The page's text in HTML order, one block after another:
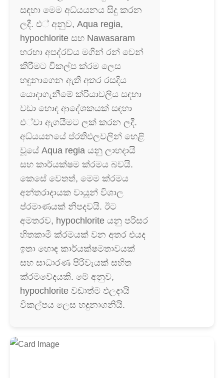
සඳහා මෙම අධ්යයනය සිදු කරන
ලදී. එ් අනුව, Aqua regia,
hypochlorite සහ Nawasaram
හරහා අපද්රව්ය මගින් රන් වෙන්
කිරීමට විකල්ප ක්රම ලෙස
හඳුනාගෙන ඇති අතර රසදිය
යොදාගැනීමේ ක්රියාවලිය සඳහා
වඩා හොඳ ආදේශකයක් සඳහා
එ්වා ඇගයීමට ලක් කරන ලදී.
අධ්යයනයේ ප්රතිඵලවලින් හෙළි
වූයේ Aqua regia යනු ලාභදායි
සහ කාර්යක්ෂම ක්රමය බවයි.
කෙසේ වෙතත්, මෙම ක්රමය
අන්තරාදායක වායූන් විශාල
ප්රමාණයක් නිපදවයි. ඊට
අමතරව, hypochlorite යනු පරිසර
හිතකාමී ක්රමයක් වන අතර එයද
ඉතා හොඳ කාර්යක්ෂමතාවයක්
සහ සාධාරණ පිරිවැයක් සහිත
ක්රමවේදයකි. මේ අනුව,
hypochlorite වඩාත්ම ඵලදායි
විකල්පය ලෙස හදුනාගනියි.